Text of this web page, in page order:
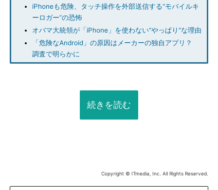
iPhoneも危険、タッチ操作を外部送信する“モバイルキ
ーロガー”の恐怖
オバマ大統領が「iPhone」を使わない“やっぱり”な理由
「危険なAndroid」の原因はメーカーの独自アプリ？
調査で明らかに
続きを読む
Copyright © ITmedia, Inc. All Rights Reserved.